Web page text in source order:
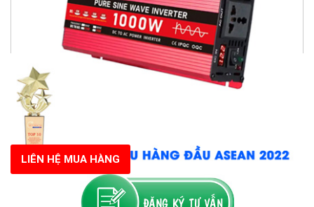
LIÊN HỆ MUA HÀNG